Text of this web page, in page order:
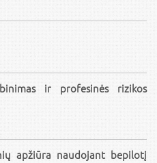
ir profesinės rizikos
apžiūra naudojant bepilotį